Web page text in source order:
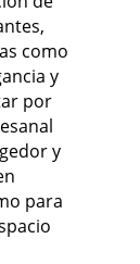
como
y
por
y
para